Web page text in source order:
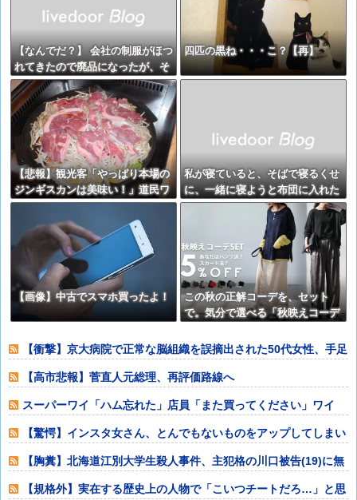
【なんでだ？】 会社の制服がほつ
れてきたので廃品になったが、そ
の制服を猫が舐めまわして興奮す
るので・・・【再】
四匹の黒ね・・・こ？【再】
【悲報】観光客「やっぱり本場の
ジンギスカンは美味い！」道民ワ
イ「ぷっwwww」
私が寝ていると、そばで寝るくせ
に、一緒に寝ようと布団に入れた
り、腕枕してみたりすると、５分
ほどガマン。 して・・・【再】
【画像】中古でスマホ買ったよ！
この秋の正解コーデを、セット
で。気分で選べる「秋映えコーデ
【衝撃】京大病院で正常な脳組織を誤摘出された50代女性、手足
も動かせず自
【高市悲報】菅直人元総理、再評価路線へ
スーパーワイ「ハム忘れた」店員「また買ってください」ワイ
「もう買っただろ
【驚愕】インスタ女さん、とんでもないものをアップしてしまい
コメ欄閉鎖ww
【胸糞】北海道江別大学生殺人事件、主犯格の川口被告(19)に無
期懲役の判
【規格外】実在する歴史上の人物で「こいつチートだろ…」と思